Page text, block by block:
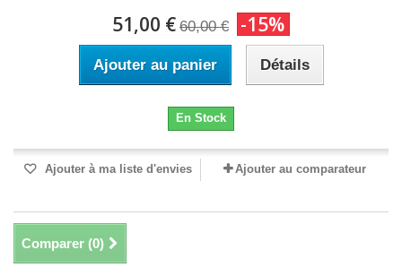
51,00 € 60,00 € -15%
Ajouter au panier Détails
En Stock
Ajouter à ma liste d'envies Ajouter au comparateur
Comparer (0)